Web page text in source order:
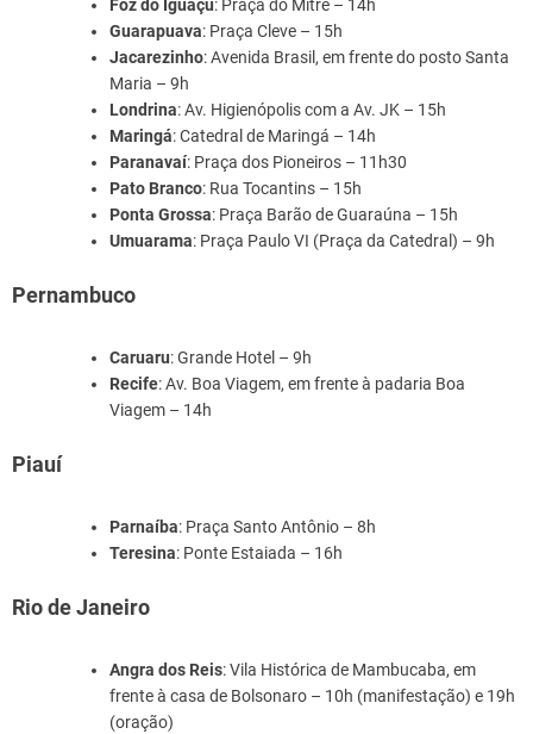
Foz do Iguaçu: Praça do Mitre – 14h
Guarapuava: Praça Cleve – 15h
Jacarezinho: Avenida Brasil, em frente do posto Santa
Maria – 9h
Londrina: Av. Higienópolis com a Av. JK – 15h
Maringá: Catedral de Maringá – 14h
Paranavaí: Praça dos Pioneiros – 11h30
Pato Branco: Rua Tocantins – 15h
Ponta Grossa: Praça Barão de Guaraúna – 15h
Umuarama: Praça Paulo VI (Praça da Catedral) – 9h
Pernambuco
Caruaru: Grande Hotel – 9h
Recife: Av. Boa Viagem, em frente à padaria Boa
Viagem – 14h
Piauí
Parnaíba: Praça Santo Antônio – 8h
Teresina: Ponte Estaiada – 16h
Rio de Janeiro
Angra dos Reis: Vila Histórica de Mambucaba, em
frente à casa de Bolsonaro – 10h (manifestação) e 19h
(oração)